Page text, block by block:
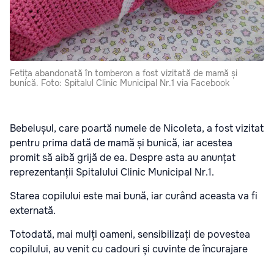
Fetița abandonată în tomberon a fost vizitată de mamă și
bunică. Foto: Spitalul Clinic Municipal Nr.1 via Facebook
Bebelușul, care poartă numele de Nicoleta, a fost vizitat
pentru prima dată de mamă și bunică, iar acestea
promit să aibă grijă de ea. Despre asta au anunțat
reprezentanții Spitalului Clinic Municipal Nr.1.
Starea copilului este mai bună, iar curând aceasta va fi
externată.
Totodată, mai mulți oameni, sensibilizați de povestea
copilului, au venit cu cadouri și cuvinte de încurajare